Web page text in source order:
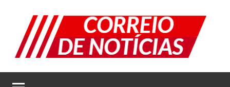
conteúdo
Correio